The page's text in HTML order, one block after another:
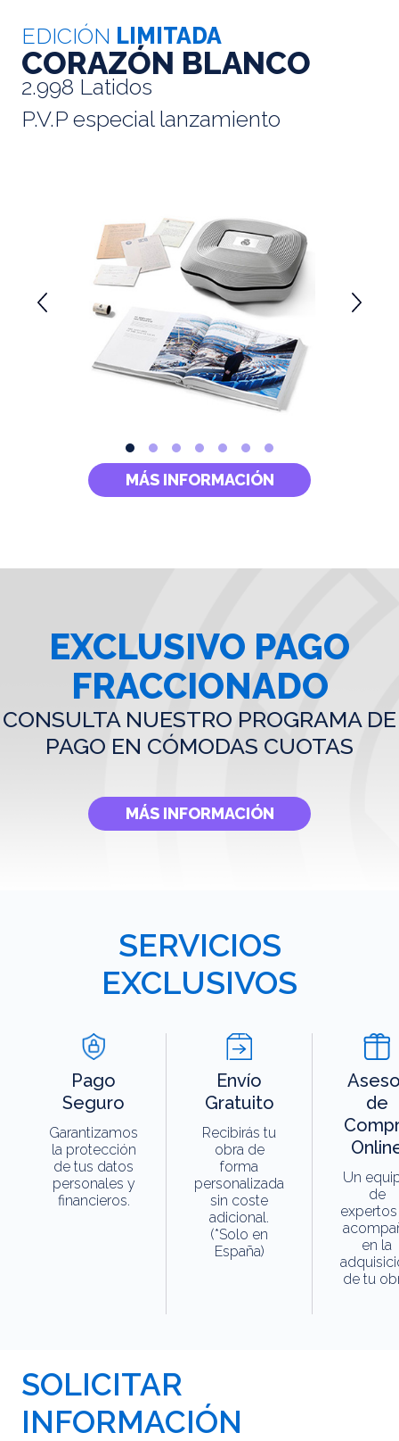
EDICIÓN LIMITADA
CORAZÓN BLANCO
2.998 Latidos
P.V.P especial lanzamiento
MÁS INFORMACIÓN
EXCLUSIVO PAGO
FRACCIONADO
CONSULTA NUESTRO PROGRAMA DE
PAGO EN CÓMODAS CUOTAS
MÁS INFORMACIÓN
SERVICIOS
EXCLUSIVOS
Pago
Seguro
Garantizamos
la protección
de tus datos
personales y
financieros.
Envío
Gratuito
Recibirás tu
obra de
forma
personalizada
sin coste
adicional.
(*Solo en
España)
de
Un
de
en la
de tu
SOLICITAR
INFORMACIÓN